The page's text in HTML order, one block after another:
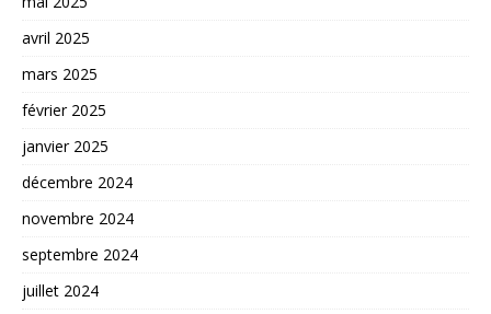
avril 2025
mars 2025
février 2025
janvier 2025
décembre 2024
novembre 2024
septembre 2024
juillet 2024